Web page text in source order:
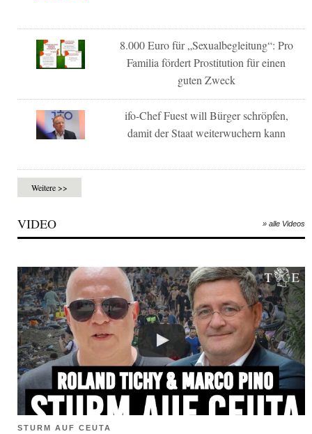
8.000 Euro für „Sexualbegleitung“: Pro
Familia fördert Prostitution für einen
guten Zweck
ifo-Chef Fuest will Bürger schröpfen,
damit der Staat weiterwuchern kann
Weitere >>
VIDEO » alle Videos
STURM AUF CEUTA